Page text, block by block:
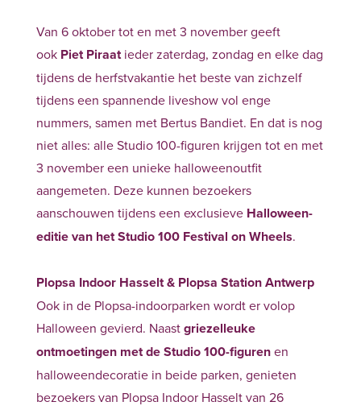
Van 6 oktober tot en met 3 november geeft
ook Piet Piraatieder zaterdag, zondag en elke dag
tijdens de herfstvakantie het beste van zichzelf
tijdens een spannende liveshow vol enge
nummers, samen met Bertus Bandiet. En dat is nog
niet alles: alle Studio 100-figuren krijgen tot en met
3 november een unieke halloweenoutfit
aangemeten. Deze kunnen bezoekers
aanschouwen tijdens een exclusieve Halloween-
editie van het Studio 100 Festival on Wheels.
Plopsa Indoor Hasselt & Plopsa Station Antwerp
Ook in de Plopsa-indoorparken wordt er volop
Halloween gevierd. Naastgriezelleuke
ontmoetingen met de Studio 100-figurenen
halloweendecoratie in beide parken, genieten
bezoekers van Plopsa Indoor Hasselt van 26